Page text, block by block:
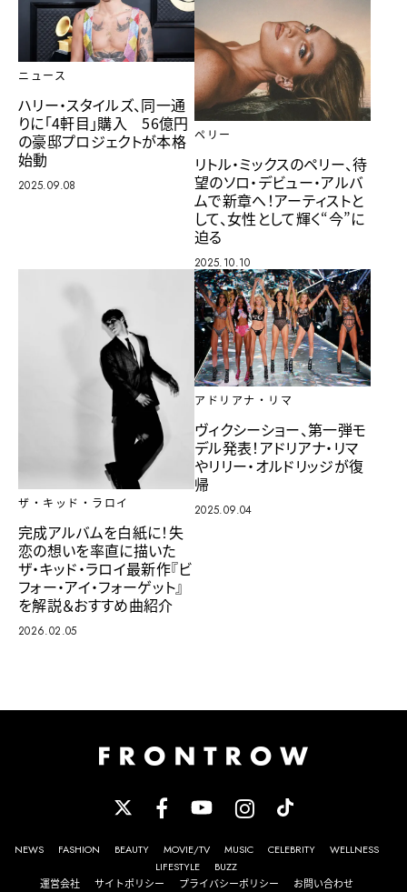
ニュース
ハリー・スタイルズ、同一通
りに「4軒目」購入 56億円
の豪邸プロジェクトが本格
始動
2025.09.08
ペリー
リトル・ミックスのペリー、待
望のソロ・デビュー・アルバ
ムで新章へ！アーティストと
して、女性として輝く“今”に
迫る
2025.10.10
ザ・キッド・ラロイ
完成アルバムを白紙に！失
恋の想いを率直に描いた
ザ・キッド・ラロイ最新作『ビ
フォー・アイ・フォーゲット』
を解説＆おすすめ曲紹介
2026.02.05
アドリアナ・リマ
ヴィクシーショー、第一弾モ
デル発表！アドリアナ・リマ
やリリー・オルドリッジが復
帰
2025.09.04
NEWS FASHION BEAUTY MOVIE/TV MUSIC CELEBRITY
WELLNESS
LIFESTYLE
BUZZ
運営会社
サイトポリシー プライバシーポリシー お問い合わせ